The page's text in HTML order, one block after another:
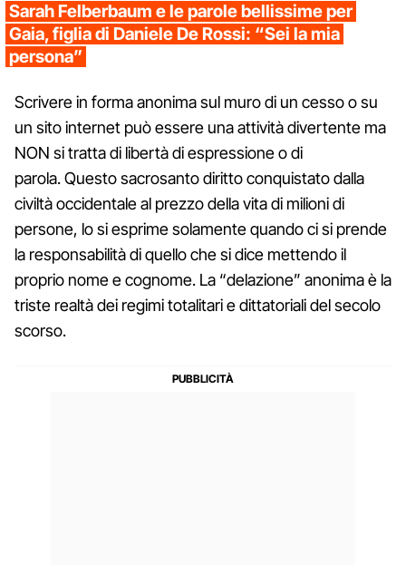
Sarah Felberbaum e le parole bellissime per
Gaia, figlia di Daniele De Rossi: “Sei la mia
persona”
Scrivere in forma anonima sul muro di un cesso o su
un sito internet può essere una attività divertente ma
NON si tratta di libertà di espressione o di
parola. Questo sacrosanto diritto conquistato dalla
civiltà occidentale al prezzo della vita di milioni di
persone, lo si esprime solamente quando ci si prende
la responsabilità di quello che si dice mettendo il
proprio nome e cognome. La “delazione” anonima è la
triste realtà dei regimi totalitari e dittatoriali del secolo
scorso.